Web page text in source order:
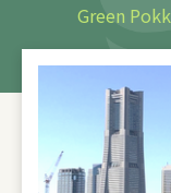
Green